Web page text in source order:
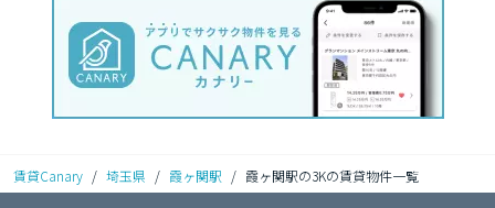
賃貸Canary / 埼玉県 / 霞ヶ関駅 / 霞ヶ関駅の3Kの賃貸物件一覧